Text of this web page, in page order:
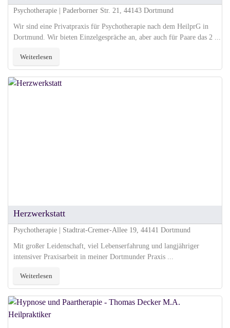
Psychotherapie | Paderborner Str. 21, 44143 Dortmund
Wir sind eine Privatpraxis für Psychotherapie nach dem HeilprG in
Dortmund. Wir bieten Einzelgespräche an, aber auch für Paare das 2 ...
Weiterlesen
Herzwerkstatt
Psychotherapie | Stadtrat-Cremer-Allee 19, 44141 Dortmund
Mit großer Leidenschaft, viel Lebenserfahrung und langjähriger
intensiver Praxisarbeit in meiner Dortmunder Praxis ...
Weiterlesen